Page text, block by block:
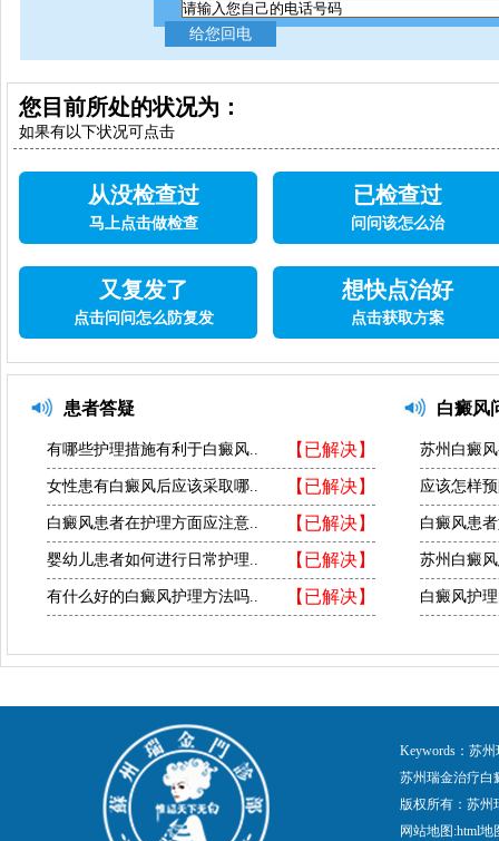
您目前所处的状况为：
如果有以下状况可点击
从没检查过
马上点击做检查
已检查过
问问该怎么治
又复发了
点击问问怎么防复发
想快点治好
点击获取方案
患者答疑
【已解决】
有哪些护理措施有利于白癜风..
【已解决】
女性患有白癜风后应该采取哪..
【已解决】
白癜风患者在护理方面应注意..
【已解决】
婴幼儿患者如何进行日常护理..
【已解决】
有什么好的白癜风护理方法吗..
白癜风
苏州白癜
应该怎样
白癜风患
苏州白癜
白癜风护
Keywords：苏
苏州瑞金治疗白
版权所有：苏
网站地图:html地